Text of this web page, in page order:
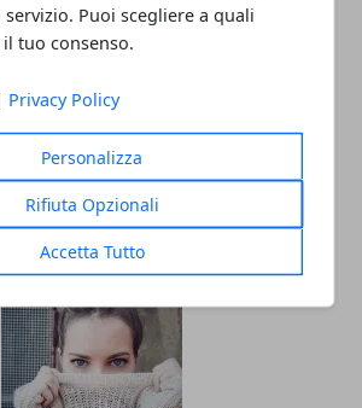
Puoi scegliere a quali
tuo consenso.
Privacy Policy
Personalizza
Rifiuta Opzionali
Accetta Tutto
condivisione: ripensare
proprietà dei veicoli